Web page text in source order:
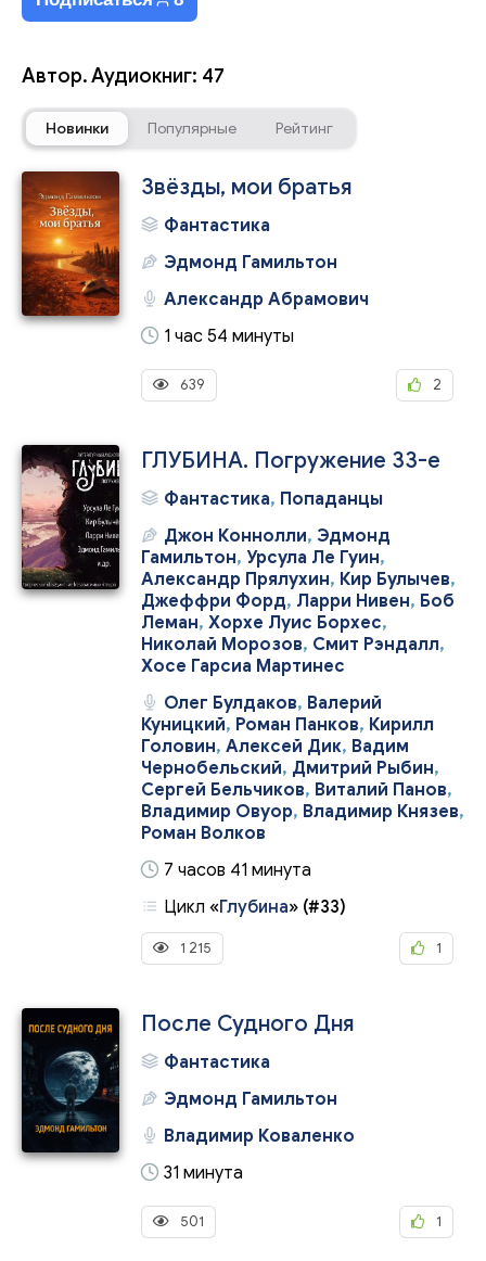
Автор. Аудиокниг: 47
Новинки Популярные Рейтинг
Звёзды, мои братья
Фантастика
Эдмонд Гамильтон
Александр Абрамович
1 час 54 минуты
639 2
ГЛУБИНА. Погружение 33-е
Фантастика, Попаданцы
Джон Коннолли, Эдмонд
Гамильтон, Урсула Ле Гуин,
Александр Прялухин, Кир Булычев,
Джеффри Форд, Ларри Нивен, Боб
Леман, Хорхе Луис Борхес,
Николай Морозов, Смит Рэндалл,
Хосе Гарсиа Мартинес
Олег Булдаков, Валерий
Куницкий, Роман Панков, Кирилл
Головин, Алексей Дик, Вадим
Чернобельский, Дмитрий Рыбин,
Сергей Бельчиков, Виталий Панов,
Владимир Овуор, Владимир Князев,
Роман Волков
7 часов 41 минута
Цикл «Глубина» (#33)
1 215 1
После Судного Дня
Фантастика
Эдмонд Гамильтон
Владимир Коваленко
31 минута
501 1